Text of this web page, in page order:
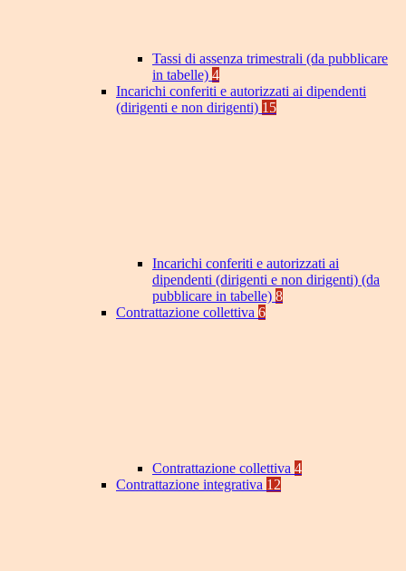
Tassi di assenza trimestrali (da pubblicare
in tabelle) 4
Incarichi conferiti e autorizzati ai dipendenti
(dirigenti e non dirigenti) 15
Incarichi conferiti e autorizzati ai
dipendenti (dirigenti e non dirigenti) (da
pubblicare in tabelle) 8
Contrattazione collettiva 6
Contrattazione collettiva 4
Contrattazione integrativa 12